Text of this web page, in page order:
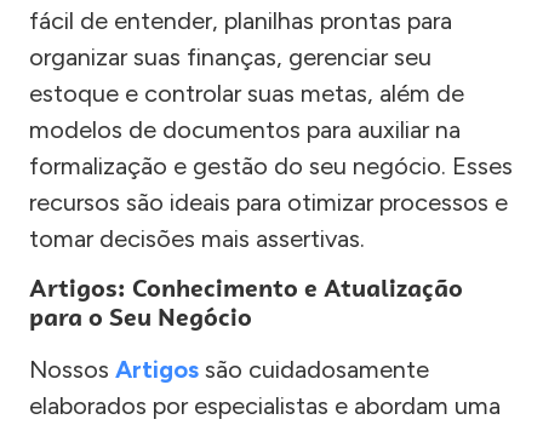
fácil de entender, planilhas prontas para
organizar suas finanças, gerenciar seu
estoque e controlar suas metas, além de
modelos de documentos para auxiliar na
formalização e gestão do seu negócio. Esses
recursos são ideais para otimizar processos e
tomar decisões mais assertivas.
Artigos: Conhecimento e Atualização
para o Seu Negócio
Nossos Artigos são cuidadosamente
elaborados por especialistas e abordam uma